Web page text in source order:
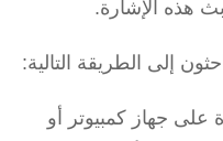
إلى الطريقة التالية:
على جهاز كمبيوتر أو